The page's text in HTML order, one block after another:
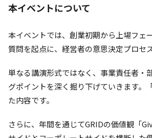
本イベントについて
本イベントでは、創業初期から上場フェ
質問を起点に、経営者の意思決定プロセ
単なる講演形式ではなく、事業責任者・
グポイントを深く掘り下げていきます。
た内容です。
さらに、年間を通じてGRIDの価値観「